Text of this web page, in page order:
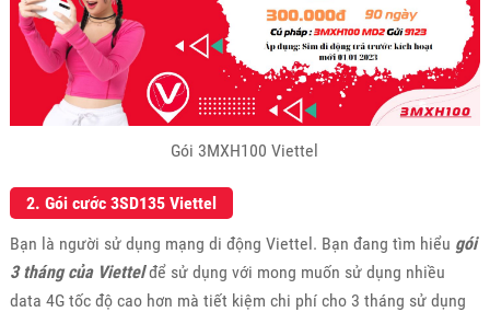
Gói 3MXH100 Viettel
2. Gói cước 3SD135 Viettel
Bạn là người sử dụng mạng di động Viettel. Bạn đang tìm hiểu gói
3 tháng của Viettelđể sử dụng với mong muốn sử dụng nhiều
data 4G tốc độ cao hơn mà tiết kiệm chi phí cho 3 tháng sử dụng